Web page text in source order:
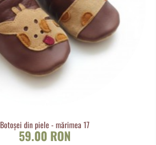
Botoșei din piele - mărimea 17
59.00 RON